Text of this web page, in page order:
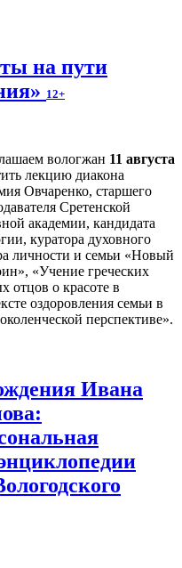
на пути
12+
вологжан 11 августа
лекцию диакона
Овчаренко, старшего
Сретенской
академии, кандидата
куратора духовного
личности и семьи «Новый
«Учение греческих
отцов о красоте в
оздоровления семьи в
перспективе».
Ивана